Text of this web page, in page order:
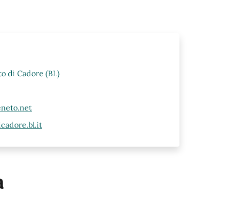
di Cadore (BL)